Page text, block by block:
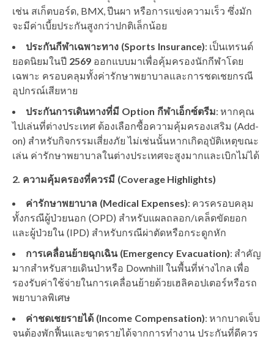
เช่น สเก็ตบอร์ด, BMX, ปีนผา หรือการแข่งความเร็ว ซึ่งมัก
จะมีค่าเบี้ยประกันสูงกว่าปกติเล็กน้อย
ประกันกีฬาเฉพาะทาง (Sports Insurance): เป็นเทรนด์
ยอดนิยมในปี 2569ออกแบบมาเพื่อคุ้มครองนักกีฬาโดย
เฉพาะ ครอบคลุมทั้งค่ารักษาพยาบาลและการชดเชยกรณี
อุปกรณ์เสียหาย
ประกันการเดินทางที่มี Option กีฬาเอ็กซ์ตรีม: หากคุณ
ไปเล่นที่ต่างประเทศ ต้องเลือกซื้อความคุ้มครองเสริม (Add-
on) สำหรับกิจกรรมเสี่ยงภัย ไม่เช่นนั้นหากเกิดอุบัติเหตุขณะ
เล่น ค่ารักษาพยาบาลในต่างประเทศจะสูงมากและเบิกไม่ได้
2. ความคุ้มครองที่ควรมี (Coverage Highlights)
ค่ารักษาพยาบาล (Medical Expenses): ควรครอบคลุม
ทั้งกรณีผู้ป่วยนอก (OPD) สำหรับแผลถลอก/เคล็ดขัดยอก
และผู้ป่วยใน (IPD) สำหรับกรณีผ่าตัดหรือกระดูกหัก
การเคลื่อนย้ายฉุกเฉิน (Emergency Evacuation): สำคัญ
มากสำหรับสายเดินป่าหรือ Downhill ในพื้นที่ห่างไกล เพื่อ
รองรับค่าใช้จ่ายในการเคลื่อนย้ายด้วยเฮลิคอปเตอร์หรือรถ
พยาบาลพิเศษ
ค่าชดเชยรายได้ (Income Compensation): หากบาดเจ็บ
จนต้องพักฟื้นและขาดรายได้จากการทำงาน ประกันที่ดีควร